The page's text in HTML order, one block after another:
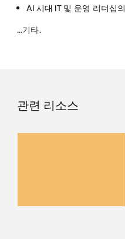
AI 시대 IT 및 운영 리더십
…기타.
관련 리소스